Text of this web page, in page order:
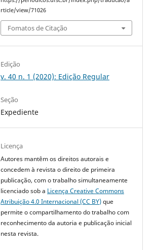
rticle/view/71026
Fomatos de Citação
Edição
v. 40 n. 1 (2020): Edição Regular
Seção
Expediente
Licença
Autores mantêm os direitos autorais e
concedem à revista o direito de primeira
publicação, com o trabalho simultaneamente
licenciado sob a Licença Creative Commons
Atribuição 4.0 Internacional (CC BY)que
permite o compartilhamento do trabalho com
reconhecimento da autoria e publicação inicial
nesta revista.